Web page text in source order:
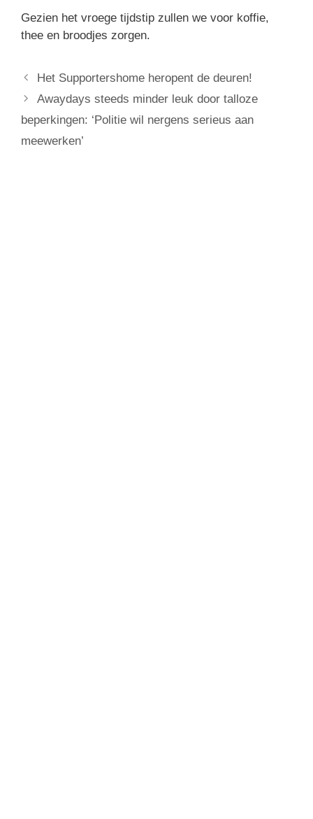
Gezien het vroege tijdstip zullen we voor koffie,
thee en broodjes zorgen.
Het Supportershome heropent de deuren!
Awaydays steeds minder leuk door talloze
beperkingen: ‘Politie wil nergens serieus aan
meewerken’